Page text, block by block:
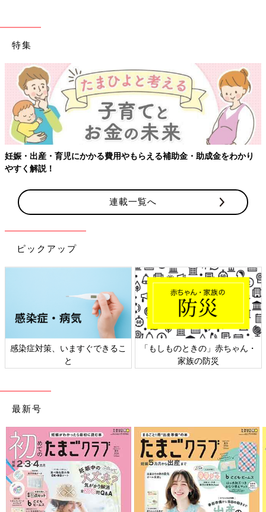
特集
【ワクチン接種できるものも】妊婦の感染症対策、知っておいて！
連載一覧へ
ピックアップ
日本外来小児科学会リーフレッ
ト検討会
六星占術 細木かおりさんの人生
相談
最新号